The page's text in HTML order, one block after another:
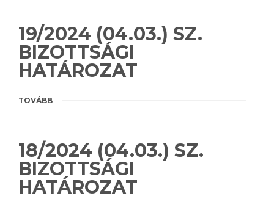
19/2024 (04.03.) SZ.
BIZOTTSÁGI
HATÁROZAT
TOVÁBB
18/2024 (04.03.) SZ.
BIZOTTSÁGI
HATÁROZAT